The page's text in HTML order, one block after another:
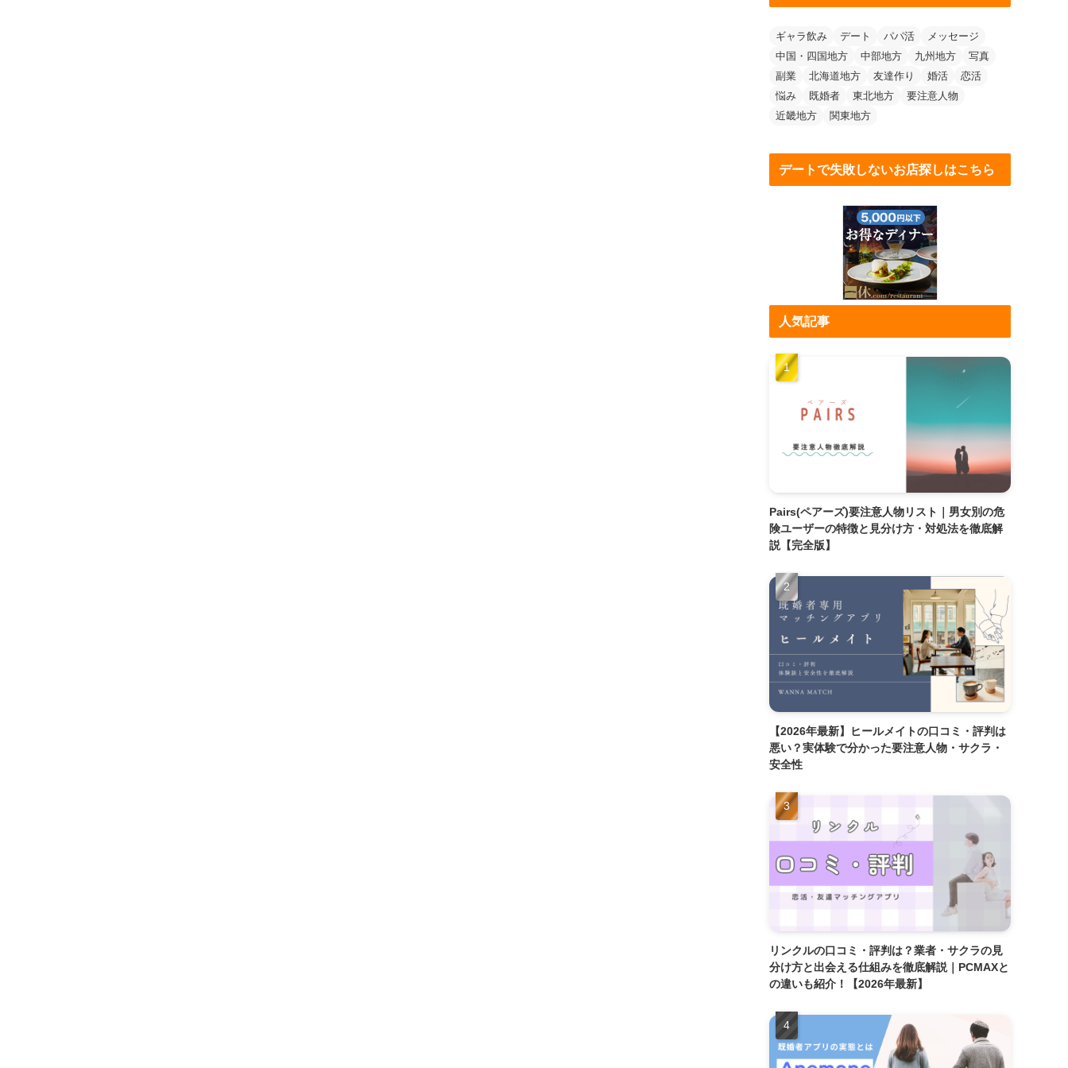
ギャラ飲み デート パパ活
メッセージ
中国・四国地方
中部地方 九州地方
写真
副業
北海道地方 友達作り 婚活
恋活
悩み
既婚者 東北地方
要注意人物
近畿地方
関東地方
デートで失敗しないお店探しはこちら
人気記事
Pairs(ペアーズ)要注意人物リスト｜男女別の危
険ユーザーの特徴と見分け方・対処法を徹底解
説【完全版】
【2026年最新】ヒールメイトの口コミ・評判は
悪い？実体験で分かった要注意人物・サクラ・
安全性
リンクルの口コミ・評判は？業者・サクラの見
分け方と出会える仕組みを徹底解説｜PCMAXと
の違いも紹介！【2026年最新】